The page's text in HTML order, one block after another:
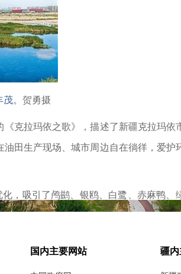
。 贺勇摄
《克拉玛依之歌》，描述了新疆克拉玛依
田生产现场、城市周边自在徜徉，爱护
，吸引了鸬鹚、银鸥、白鹭、赤麻鸭、
国内主要网站 疆